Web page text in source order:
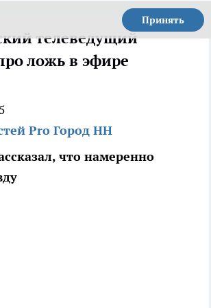
Принять
телеведущий
ложь в эфире
Pro Город НН
что намеренно